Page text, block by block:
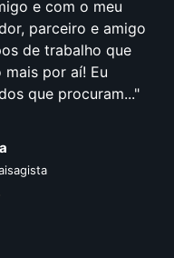
e com o meu
parceiro e amigo
de trabalho que
por aí! Eu
que procuram...